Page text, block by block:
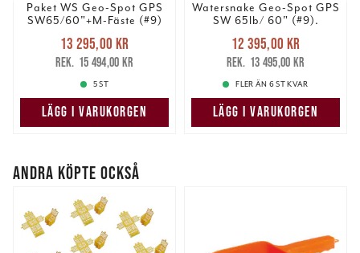
Paket WS Geo-Spot GPS
SW65/60"+M-Fäste (#9)
Nuvarande pris
13 295,00 krTidigare pris
15 494,00 kr
13 295,00 kr
15 494,00 kr
5 ST
LÄGG I VARUKORGEN
Watersnake Geo-Spot GPS
SW 65lb/ 60" (#9).
Nuvarande pris
12 395,00 krTidigare pris
13 495,00 kr
12 395,00 kr
13 495,00 kr
FLER ÄN 6 ST KVAR
LÄGG I VARUKORGEN
ANDRA KÖPTE OCKSÅ